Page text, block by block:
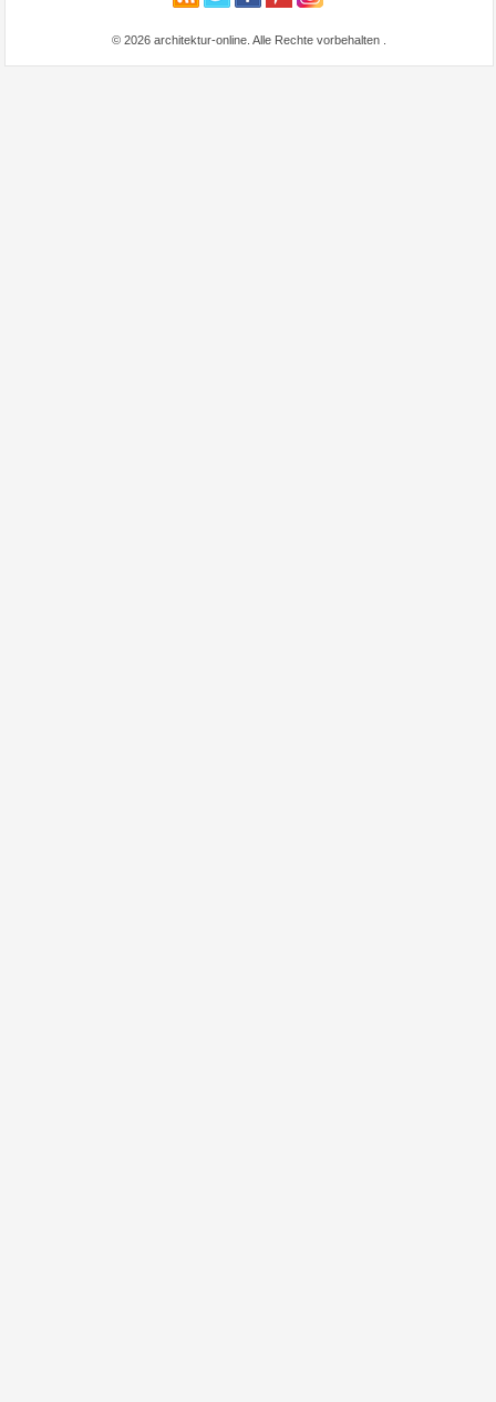
© 2026 architektur-online. Alle Rechte vorbehalten .